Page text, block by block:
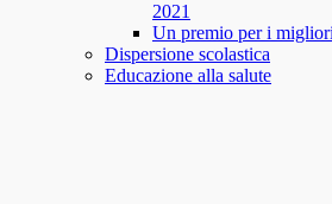
2021
Un premio per i
Dispersione scolastica
Educazione alla salute